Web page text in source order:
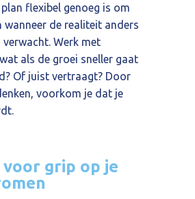
flexibel genoeg is om
wanneer de realiteit anders
Werk met
als de groei sneller gaat
Of juist vertraagt? Door
voorkom je dat je
voor grip op je